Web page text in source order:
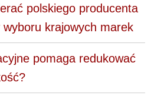
polskiego producenta
krajowych marek
pomaga redukować